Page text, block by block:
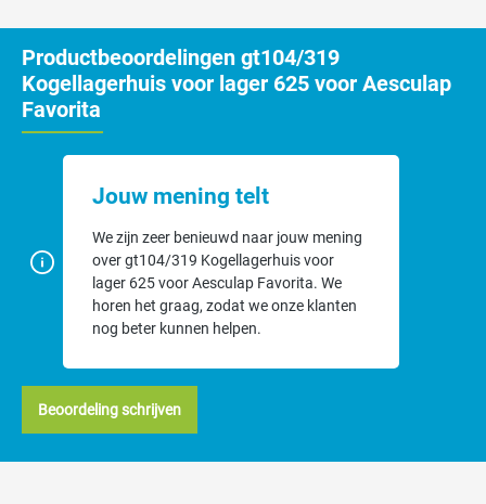
Productbeoordelingen gt104/319
Kogellagerhuis voor lager 625 voor Aesculap
Favorita
Jouw mening telt
We zijn zeer benieuwd naar jouw mening
over gt104/319 Kogellagerhuis voor
lager 625 voor Aesculap Favorita. We
horen het graag, zodat we onze klanten
nog beter kunnen helpen.
Beoordeling schrijven